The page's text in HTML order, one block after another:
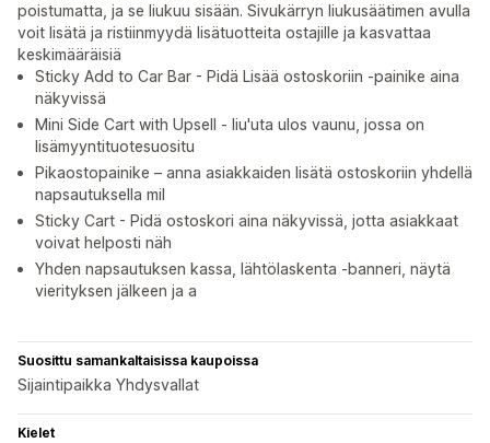
poistumatta, ja se liukuu sisään. Sivukärryn liukusäätimen avulla
voit lisätä ja ristiinmyydä lisätuotteita ostajille ja kasvattaa
keskimääräisiä
Sticky Add to Car Bar - Pidä Lisää ostoskoriin -painike aina
näkyvissä
Mini Side Cart with Upsell - liu'uta ulos vaunu, jossa on
lisämyyntituotesuositu
Pikaostopainike – anna asiakkaiden lisätä ostoskoriin yhdellä
napsautuksella mil
Sticky Cart - Pidä ostoskori aina näkyvissä, jotta asiakkaat
voivat helposti näh
Yhden napsautuksen kassa, lähtölaskenta -banneri, näytä
vierityksen jälkeen ja a
Suosittu samankaltaisissa kaupoissa
Sijaintipaikka Yhdysvallat
Kielet